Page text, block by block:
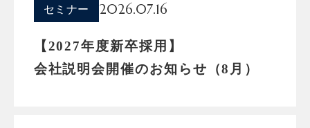
セミナー 2026.07.16
【2027年度新卒採用】
会社説明会開催のお知らせ（8月）